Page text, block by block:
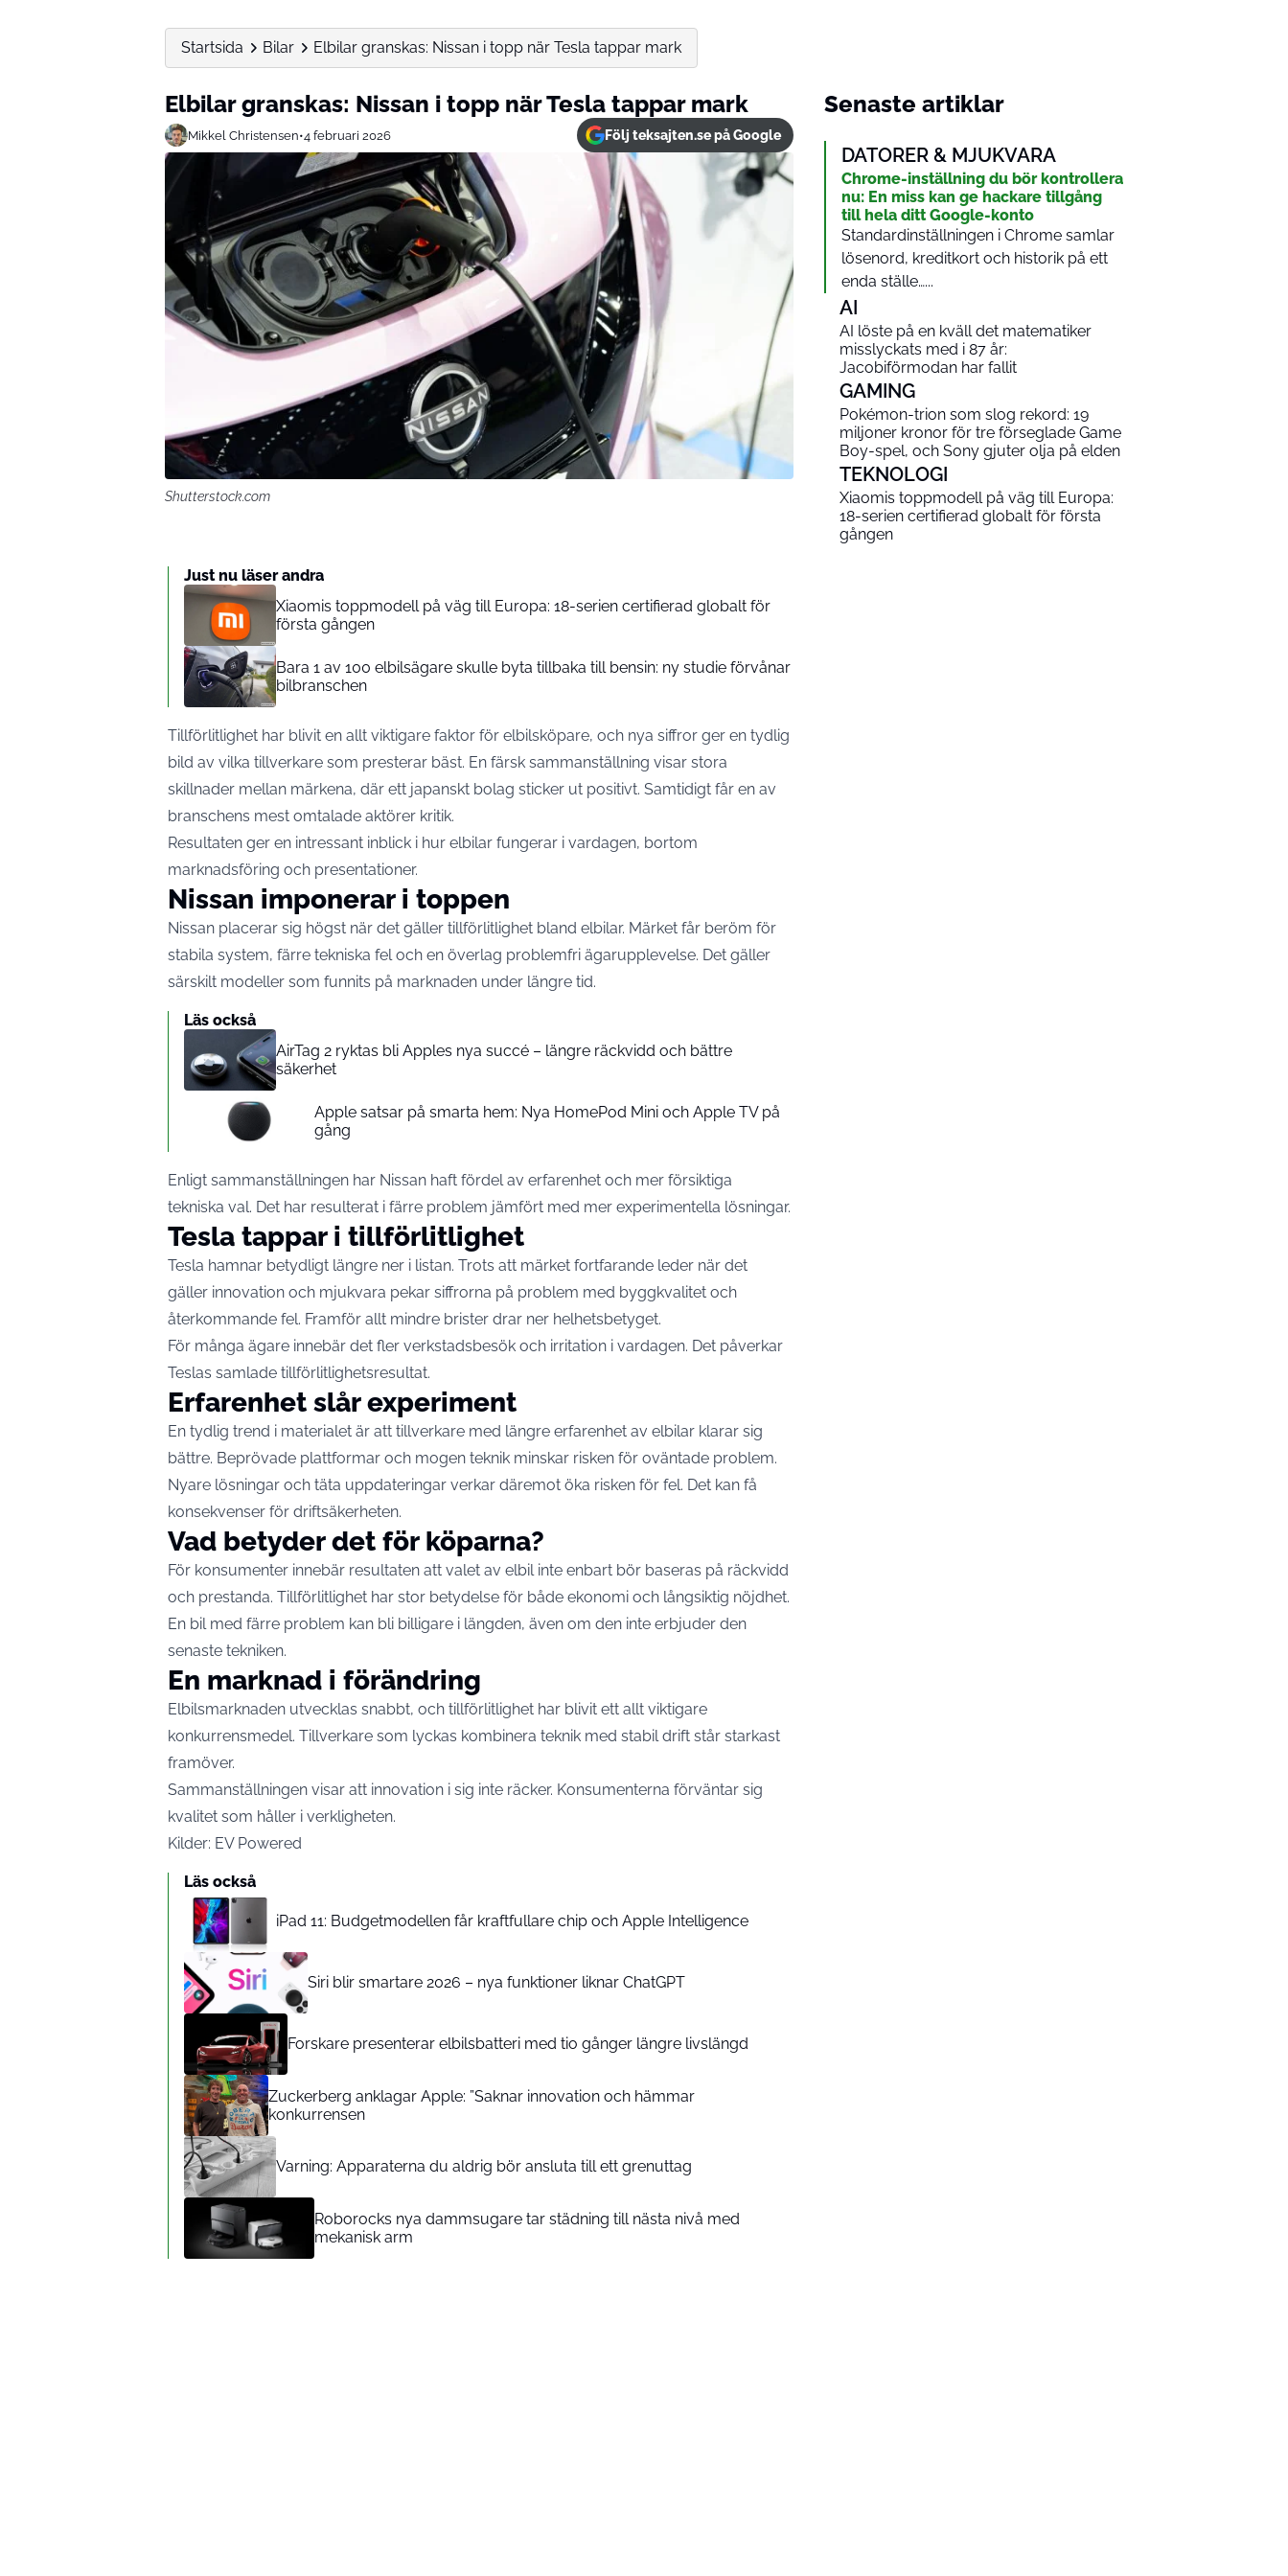
Startsida Bilar Elbilar granskas: Nissan i topp när Tesla tappar mark
Elbilar granskas: Nissan i topp när Tesla tappar mark
Mikkel Christensen•4 februari 2026 Följ teksajten.se på Google
Shutterstock.com
Just nu läser andra
Xiaomis toppmodell på väg till Europa: 18-serien certifierad globalt för
första gången
Bara 1 av 100 elbilsägare skulle byta tillbaka till bensin: ny studie förvånar
bilbranschen
Tillförlitlighet har blivit en allt viktigare faktor för elbilsköpare, och nya siffror ger en tydlig
bild av vilka tillverkare som presterar bäst. En färsk sammanställning visar stora
skillnader mellan märkena, där ett japanskt bolag sticker ut positivt. Samtidigt får en av
branschens mest omtalade aktörer kritik.
Resultaten ger en intressant inblick i hur elbilar fungerar i vardagen, bortom
marknadsföring och presentationer.
Nissan imponerar i toppen
Nissan placerar sig högst när det gäller tillförlitlighet bland elbilar. Märket får beröm för
stabila system, färre tekniska fel och en överlag problemfri ägarupplevelse. Det gäller
särskilt modeller som funnits på marknaden under längre tid.
Läs också
AirTag 2 ryktas bli Apples nya succé – längre räckvidd och bättre
säkerhet
Apple satsar på smarta hem: Nya HomePod Mini och Apple TV på
gång
Enligt sammanställningen har Nissan haft fördel av erfarenhet och mer försiktiga
tekniska val. Det har resulterat i färre problem jämfört med mer experimentella lösningar.
Tesla tappar i tillförlitlighet
Tesla hamnar betydligt längre ner i listan. Trots att märket fortfarande leder när det
gäller innovation och mjukvara pekar siffrorna på problem med byggkvalitet och
återkommande fel. Framför allt mindre brister drar ner helhetsbetyget.
För många ägare innebär det fler verkstadsbesök och irritation i vardagen. Det påverkar
Teslas samlade tillförlitlighetsresultat.
Erfarenhet slår experiment
En tydlig trend i materialet är att tillverkare med längre erfarenhet av elbilar klarar sig
bättre. Beprövade plattformar och mogen teknik minskar risken för oväntade problem.
Nyare lösningar och täta uppdateringar verkar däremot öka risken för fel. Det kan få
konsekvenser för driftsäkerheten.
Vad betyder det för köparna?
För konsumenter innebär resultaten att valet av elbil inte enbart bör baseras på räckvidd
och prestanda. Tillförlitlighet har stor betydelse för både ekonomi och långsiktig nöjdhet.
En bil med färre problem kan bli billigare i längden, även om den inte erbjuder den
senaste tekniken.
En marknad i förändring
Elbilsmarknaden utvecklas snabbt, och tillförlitlighet har blivit ett allt viktigare
konkurrensmedel. Tillverkare som lyckas kombinera teknik med stabil drift står starkast
framöver.
Sammanställningen visar att innovation i sig inte räcker. Konsumenterna förväntar sig
kvalitet som håller i verkligheten.
Kilder: EV Powered
Läs också
iPad 11: Budgetmodellen får kraftfullare chip och Apple Intelligence
Siri blir smartare 2026 – nya funktioner liknar ChatGPT
Forskare presenterar elbilsbatteri med tio gånger längre livslängd
Zuckerberg anklagar Apple: ”Saknar innovation och hämmar
konkurrensen
Varning: Apparaterna du aldrig bör ansluta till ett grenuttag
Roborocks nya dammsugare tar städning till nästa nivå med
mekanisk arm
Senaste artiklar
DATORER & MJUKVARA
Chrome-inställning du bör kontrollera
nu: En miss kan ge hackare tillgång
till hela ditt Google-konto
Standardinställningen i Chrome samlar
lösenord, kreditkort och historik på ett
enda ställe…...
AI
AI löste på en kväll det matematiker
misslyckats med i 87 år:
Jacobiförmodan har fallit
GAMING
Pokémon-trion som slog rekord: 19
miljoner kronor för tre förseglade Game
Boy-spel, och Sony gjuter olja på elden
TEKNOLOGI
Xiaomis toppmodell på väg till Europa:
18-serien certifierad globalt för första
gången